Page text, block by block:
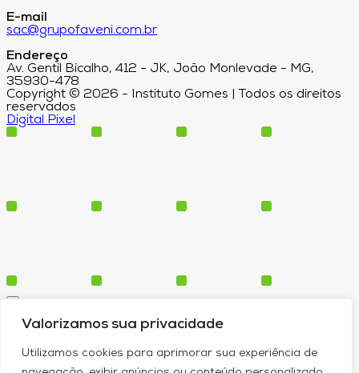
Valorizamos sua privacidade
Utilizamos cookies para aprimorar sua experiência de
E-mail
sac@grupofaveni.com.br
Endereço
Av. Gentil Bicalho, 412 - JK, João Monlevade - MG,
35930-478
Copyright © 2026 - Instituto Gomes | Todos os direitos
reservados
Digital Pixel
Cursos
Blog